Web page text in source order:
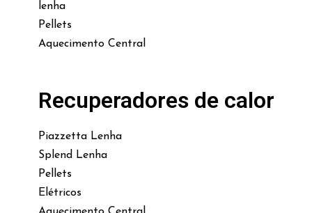
lenha
Pellets
Aquecimento Central
Recuperadores de calor
Piazzetta Lenha
Splend Lenha
Pellets
Elétricos